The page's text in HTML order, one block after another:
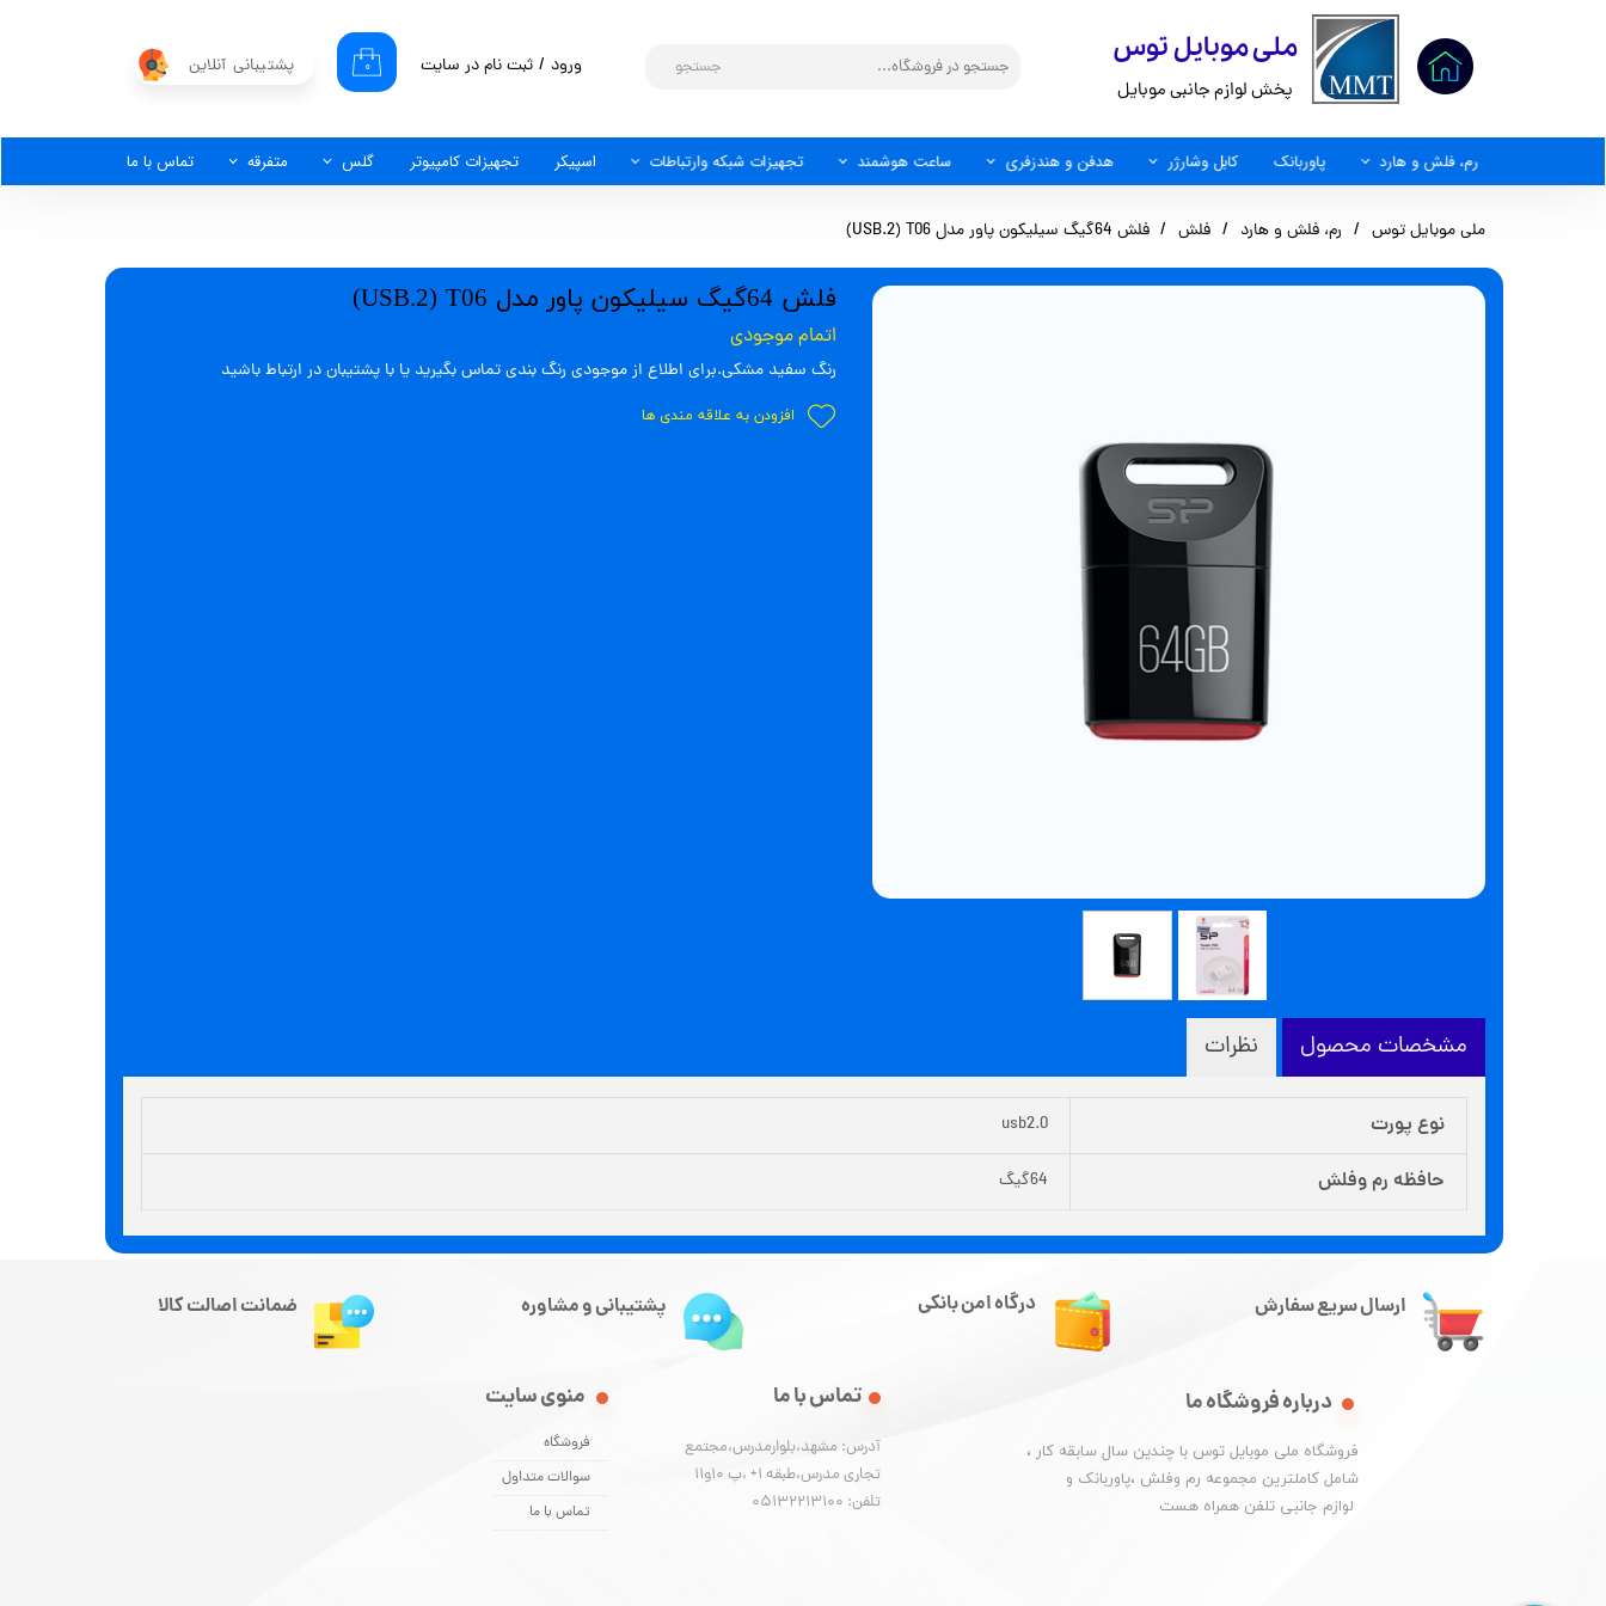
​ملی موبایل توس
پخش لوازم جانبی موبایل
پشتیبانی آنلاین جستجو ۰ ورود / ثبت نام در سایت
رم، فلش و هارد پاوربانک کابل وشارژر هدفن و هندزفری ساعت هوشمند تجهیزات شبکه وارتباطات اسپیکر تجهیزات کامپیوتر گلس متفرقه تماس با ما
ملی موبایل توس رم، فلش و هارد فلش فلش 64گیگ سیلیکون پاور مدل USB.2) T06)
فلش 64گیگ سیلیکون پاور مدل USB.2) T06)
اتمام موجودی
رنگ سفید مشکی.برای اطلاع از موجودی رنگ بندی تماس بگیرید یا با پشتیبان در ارتباط باشید
افزودن به علاقه مندی ها
مشخصات محصول نظرات
نوع پورت usb2.0
حافظه رم وفلش 64گیگ
ارسال سریع سفارش
درباره فروشگاه ما
​فروشگاه ملی موبایل توس با چندین سال سابقه کار ،
شامل کاملترین مجموعه رم وفلش ،پاوربانک و
​​​​​​​ لوازم جانبی تلفن همراه هست
منوی سایت
فروشگاه
سوالات متداول
تماس با ما
تماس با ما
آدرس: مشهد،بلوارمدرس،مجتمع
تجاری مدرس،طبقه 1+ ،پ 10و11
تلفن: 05132213100
درگاه امن بانکی پشتیبانی و مشاوره ضمانت اصالت کالا